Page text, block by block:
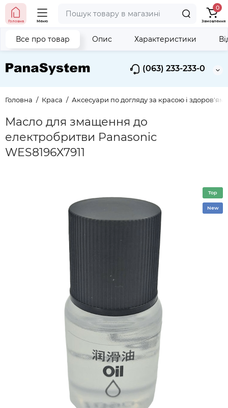
(063) 233-233-0
Головна Меню
0
Замовлення
Головна Краса Аксесуари по догляду за красою і здоров'ям
Масло для змащення до
електробритви Panasonic
WES8196X7911
Все про товар Опис Характеристики
Top
New